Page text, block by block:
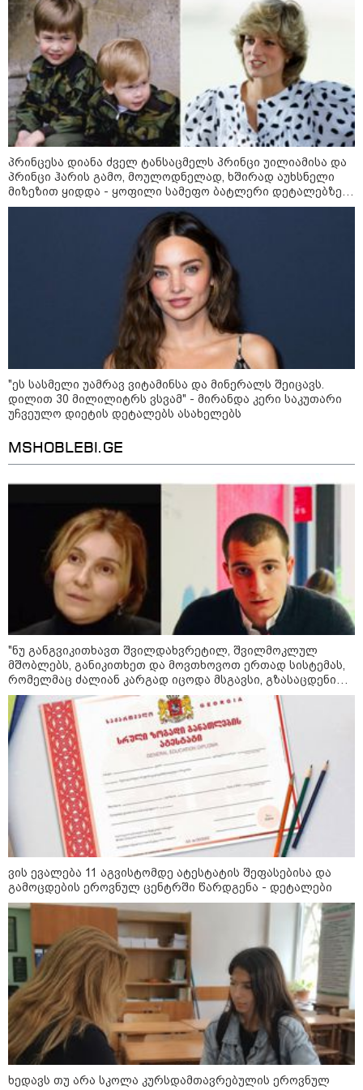
18 წელი აგვისტოს ომიდან - ტრაგიკული
მოვლენების ქრონოლოგია, რომელიც
შესაძლოა, აღარ გვახსოვს
22:28 / 07-08-2026
სად იზღუდება მოძრაობა -
თბილისის მერია ინფორმაციას
ავრცელებს
21:30 / 07-08-2026
„გვახსოვს გმირები, გვახსოვს
მიმდინარეობს
20:58 / 07-08-2026
"იპოვონ ერთი გოგონა, ვისაც
გიგა სექსუალურად ავიწროებდა
- თუ გამოჩნდება ასეთი
გოგონა, 10 000 ლარს
ოფიციალურად, სახალხოდ
გადავცემ" - გიგა ავალიანის
დედა განცხადებას ავრცელებს
18:21 / 07-08-2026
"ვიდეოს ნახვა ჩემთვის იყო
სიკვდილი - ისეთი ხმა აქვს,
თითქოს ეხვეწება, ცუდად არის"
- 12 წლის წინ გაუჩინარებული
ბიჭის დედა გავრცელებულ
ვიდეოზე პირველ კომენტარს
აკეთებს
კატეგორიის ყველა სიახლე
პაატა ზაქარეიშვილის მწვავე
პასუხი გიორგი ბარამიძის
სკანდალურ განცხადებაზე -
"ყველაფერი დეტალურად ვიცი...
კამანში მოკლული ქართველები მე
გადმოვასვენე... ბარამიძე კი
ტყუის"
აგვისტოს ომში, გორში
საბრძოლო ნათლობა მიღებული
რუსული „ისკანდერი“ დღეს კიევის
მთავარ კოშმარად იქცა
პრინცესა დიანა ძველ ტანსაცმელს პრინცი უილიამისა და
პრინცი ჰარის გამო, მოულოდნელად, ხშირად აუხსნელი
მიზეზით ყიდდა - ყოფილი სამეფო ბატლერი დეტალებზე
საკუთარ წიგნში საუბრობს
"ეს სასმელი უამრავ ვიტამინსა და მინერალს შეიცავს.
დილით 30 მილილიტრს ვსვამ" - მირანდა კერი საკუთარი
უჩვეულო დიეტის დეტალებს ასახელებს
MSHOBLEBI.GE
"ნუ განგვიკითხავთ შვილდახვრეტილ, შვილმოკლულ
მშობლებს, განიკითხეთ და მოვთხოვოთ ერთად სისტემას,
რომელმაც ძალიან კარგად იცოდა მსგავსი, გზასაცდენილი
ახალგაზრდების არსებობა და არაფერი გააკეთა მათ
სწორ გზაზე დასაყენებლად…" - იზა ომაძე
ვის ევალება 11 აგვისტომდე ატესტატის შეფასებისა და
გამოცდების ეროვნულ ცენტრში წარდგენა - დეტალები
ხედავს თუ არა სკოლა კურსდამთავრებულის ეროვნულ